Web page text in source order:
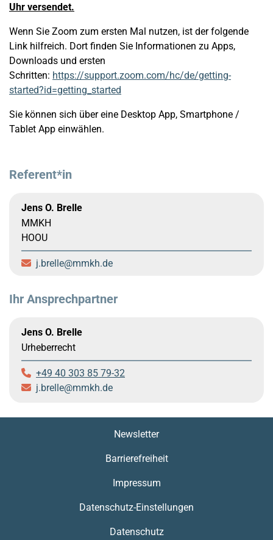
Uhr versendet.
Wenn Sie Zoom zum ersten Mal nutzen, ist der folgende
Link hilfreich. Dort finden Sie Informationen zu Apps,
Downloads und ersten
Schritten: https://support.zoom.com/hc/de/getting-
started?id=getting_started
Sie können sich über eine Desktop App, Smartphone /
Tablet App einwählen.
Referent*in
Jens O. Brelle
MMKH
HOOU
j.brelle mmkh.de
Ihr Ansprechpartner
Jens O. Brelle
Urheberrecht
+49 40 303 85 79-32
j.brelle
mmkh.de
Datenschutz
Datenschutz-Einstellungen
Impressum
Barrierefreiheit
Newsletter